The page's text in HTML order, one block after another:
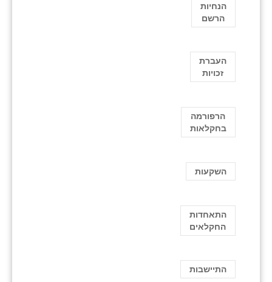
הנחיות
הרשם
העברת
זכויות
הרפורמה
בחקלאות
השקעות
התאחדות
החקלאים
התיישבות